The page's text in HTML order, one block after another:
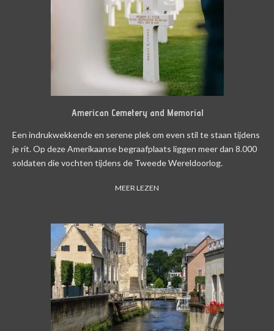
American Cemetery and Memorial
Een indrukwekkende en serene plek om even stil te staan tijdens
je rit. Op deze Amerikaanse begraafplaats liggen meer dan 8.000
soldaten die vochten tijdens de Tweede Wereldoorlog.
MEER LEZEN